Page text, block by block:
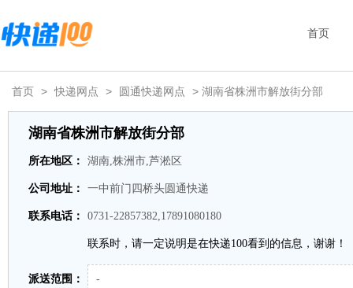
首页
首页 > 快递网点 > 圆通快递网点 > 湖南省株洲市解放街分部
湖南省株洲市解放街分部
所在地区： 湖南,株洲市,芦淞区
公司地址： 一中前门四桥头圆通快递
联系电话： 0731-22857382,17891080180
联系时，请一定说明是在快递100看到的信息，谢谢！
派送范围： -